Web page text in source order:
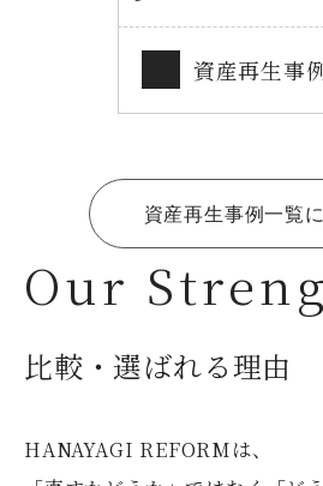
資産再生事
資産再生事例一覧
Our
比較・選ばれる理由
HANAYAGI REFORMは、